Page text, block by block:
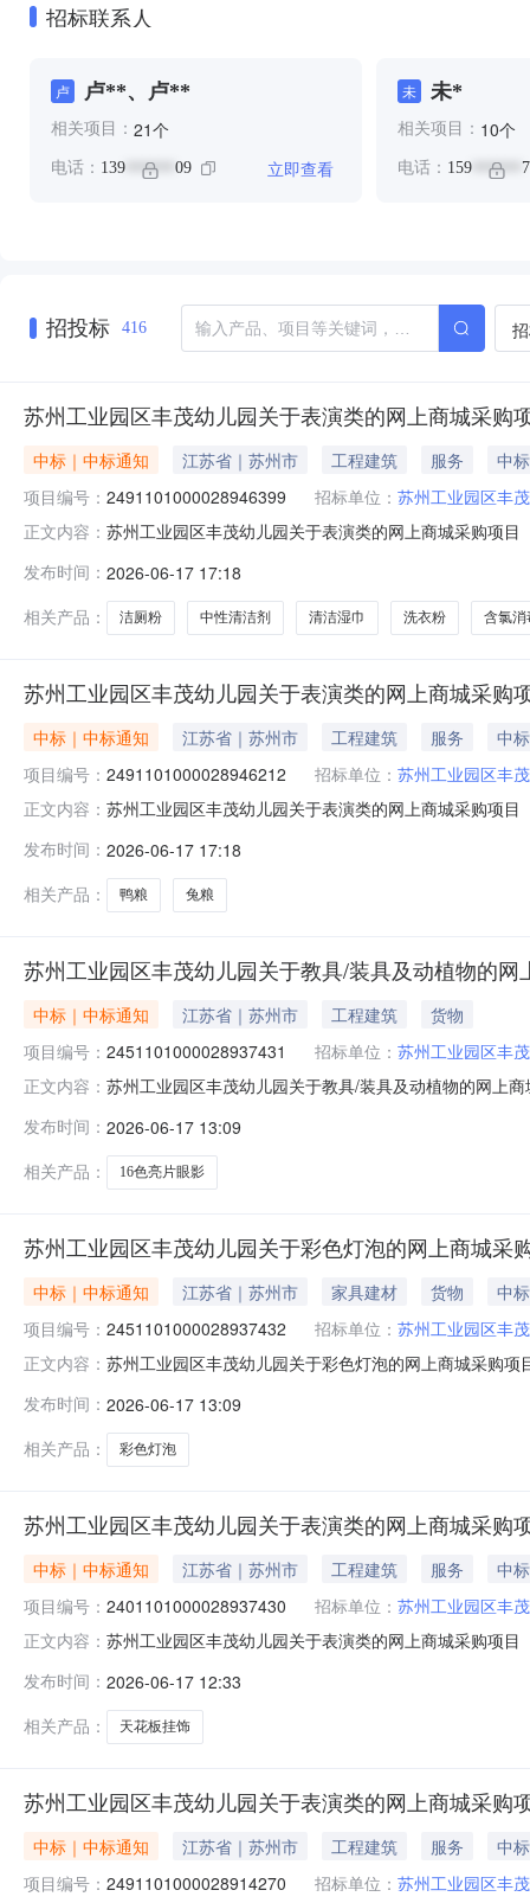
招标联系人
卢 卢**、卢**
相关项目： 21个
电话： 139 ****** 09 立即查看
未 未*
相关项目： 10个
电话： 159******
招投标 416
苏州工业园区丰茂幼儿园关于表演类的网上商城采购
中标｜中标通知 江苏省｜苏州市 工程建筑 服务
中
项目编号： 2491101000028946399 招标单位： 苏州工业园区丰
正文内容： 苏州工业园区丰茂幼儿园关于表演类的网上商城采购项
在行政区划名称:苏州市工业园区报价起止时间:-二、采
发布时间： 2026-06-17 17:18
相关产品：
洁厕粉 中性清洁剂 清洁湿巾 洗衣粉 含氯消
苏州工业园区丰茂幼儿园关于表演类的网上商城采购
中标｜中标通知 江苏省｜苏州市 工程建筑 服务
中
项目编号： 2491101000028946212 招标单位： 苏州工业园区丰
正文内容： 苏州工业园区丰茂幼儿园关于表演类的网上商城采购项
在行政区划名称:苏州市工业园区报价起止时间:-二、采
发布时间： 2026-06-17 17:18
相关产品：
鸭粮 兔粮
苏州工业园区丰茂幼儿园关于教具/装具及动植物的
中标｜中标通知 江苏省｜苏州市 工程建筑
货物
项目编号： 2451101000028937431 招标单位： 苏州工业园区丰
正文内容： 苏州工业园区丰茂幼儿园关于教具/装具及动植物的网上
划编码:320591项目所在行政区划名称:苏州市工业园区
发布时间： 2026-06-17 13:09
相关产品：
16色亮片眼影
苏州工业园区丰茂幼儿园关于彩色灯泡的网上商城采
中标｜中标通知 江苏省｜苏州市 家具建材 货物
中
项目编号： 2451101000028937432 招标单位： 苏州工业园区丰
正文内容： 苏州工业园区丰茂幼儿园关于彩色灯泡的网上商城采购
目所在行政区划名称:苏州市工业园区报价起止时间:-二
发布时间： 2026-06-17 13:09
相关产品：
彩色灯泡
苏州工业园区丰茂幼儿园关于表演类的网上商城采购
中标｜中标通知 江苏省｜苏州市 工程建筑 服务
中
项目编号： 2401101000028937430 招标单位： 苏州工业园区丰
正文内容： 苏州工业园区丰茂幼儿园关于表演类的网上商城采购项
在行政区划名称:苏州市工业园区报价起止时间:-二、采
发布时间： 2026-06-17 12:33
相关产品：
天花板挂饰
苏州工业园区丰茂幼儿园关于表演类的网上商城采购
中标｜中标通知 江苏省｜苏州市 工程建筑 服务
中
项目编号： 2491101000028914270 招标单位： 苏州工业园区丰